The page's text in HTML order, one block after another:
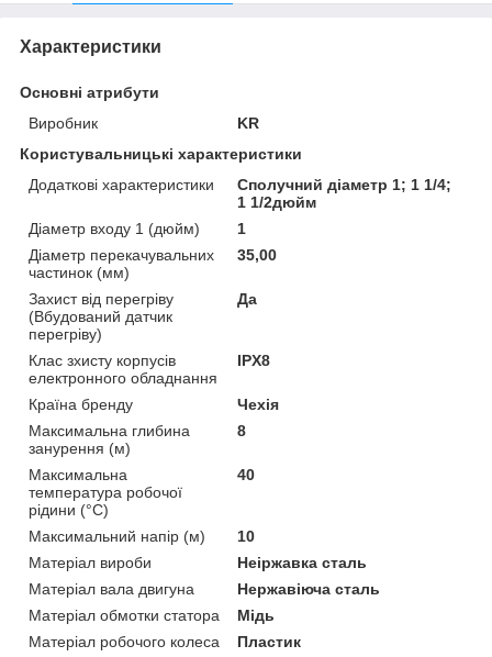
Характеристики
Основні атрибути
Виробник
KR
Користувальницькі характеристики
Додаткові характеристики
Сполучний діаметр 1; 1 1/4;
1 1/2дюйм
Діаметр входу 1 (дюйм)
1
Діаметр перекачувальних
частинок (мм)
35,00
Захист від перегріву
(Вбудований датчик
перегріву)
Да
Клас зхисту корпусів
електронного обладнання
IPX8
Країна бренду
Чехія
Максимальна глибина
занурення (м)
8
Максимальна
температура робочої
рідини (°C)
40
Максимальний напір (м)
10
Матеріал вироби
Неіржавка сталь
Матеріал вала двигуна
Нержавіюча сталь
Матеріал обмотки статора
Мідь
Матеріал робочого колеса
Пластик